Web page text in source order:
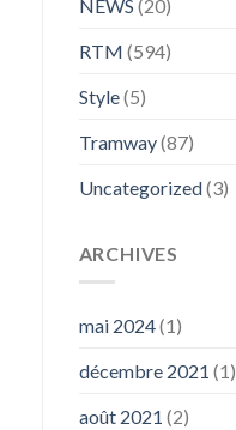
NEWS (20)
RTM (594)
Style(5)
Tramway(87)
Uncategorized(3)
ARCHIVES
mai 2024(1)
décembre 2021 (1)
août 2021 (2)